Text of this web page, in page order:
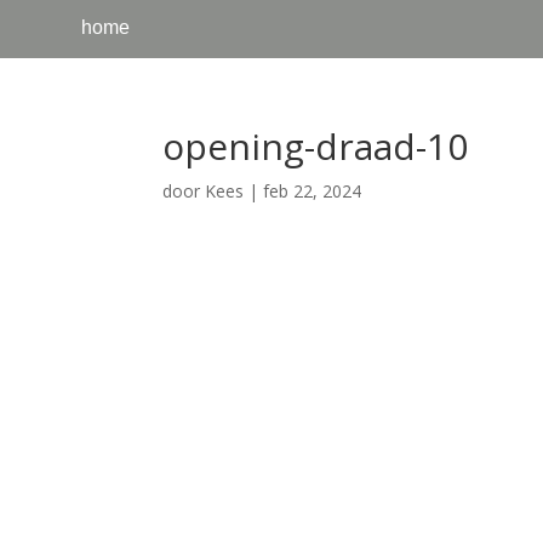
home
opening-draad-10
door Kees |feb 22, 2024